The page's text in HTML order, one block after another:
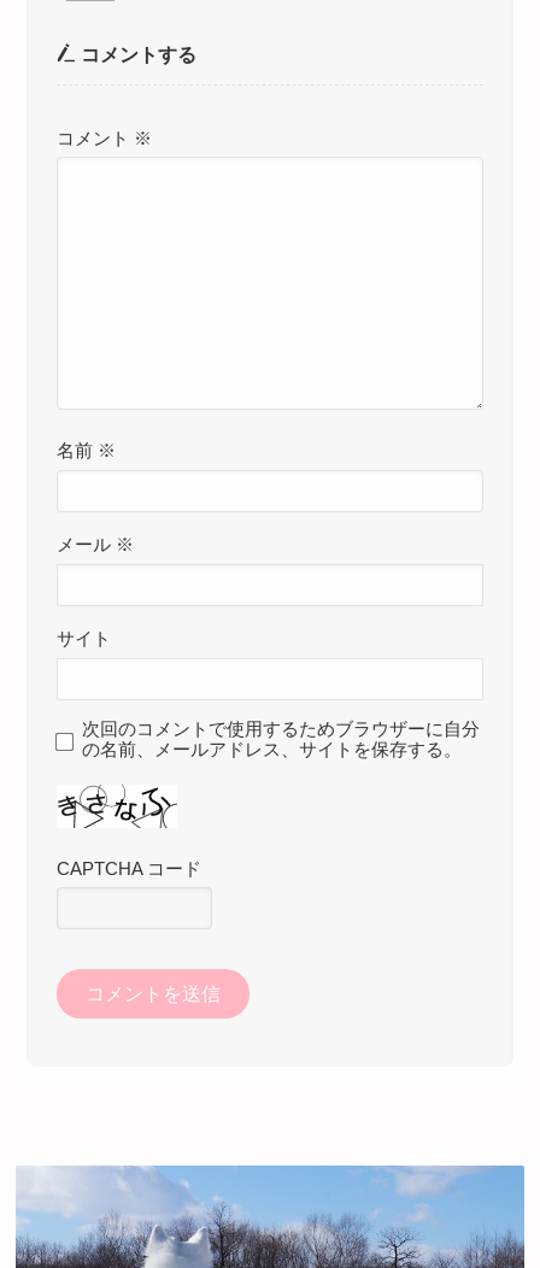
コメントする
コメント ※
名前 ※
メール ※
サイト
次回のコメントで使用するためブラウザーに自分
の名前、メールアドレス、サイトを保存する。
CAPTCHA コード